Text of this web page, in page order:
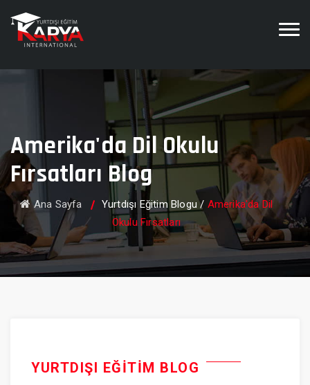
Amerika'da Dil Okulu
Fırsatları Blog
Ana Sayfa Yurtdışı Eğitim Blogu/ Amerika'da Dil
Okulu Fırsatları
YURTDIŞI EĞİTİM BLOG